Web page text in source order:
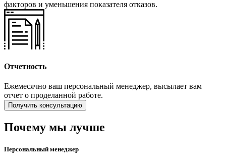
факторов и уменьшения показателя отказов.
Отчетность
Ежемесячно ваш персональный менеджер, высылает вам
отчет о проделанной работе.
Получить консультацию
Почему мы лучше
Персональный менеджер